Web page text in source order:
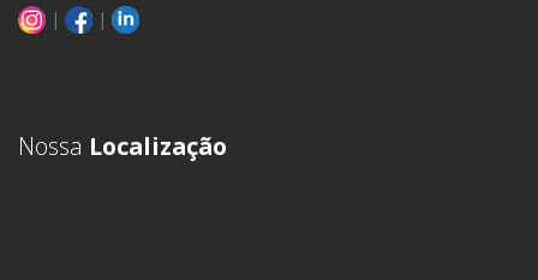
|
|
Nossa Localização